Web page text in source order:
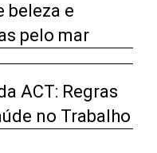
beleza e
pelo mar
ACT: Regras
no Trabalho